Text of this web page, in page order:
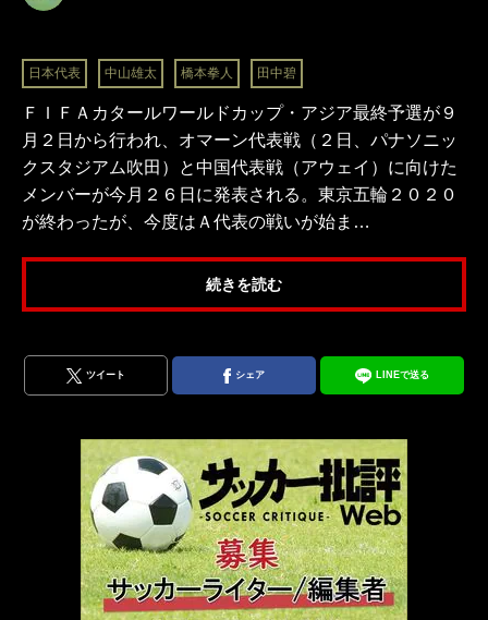
日本代表 中山雄太 橋本拳人 田中碧
ＦＩＦＡカタールワールドカップ・アジア最終予選が９
月２日から行われ、オマーン代表戦（２日、パナソニッ
クスタジアム吹田）と中国代表戦（アウェイ）に向けた
メンバーが今月２６日に発表される。東京五輪２０２０
が終わったが、今度はＡ代表の戦いが始ま…
続きを読む
ツイート シェア LINEで送る